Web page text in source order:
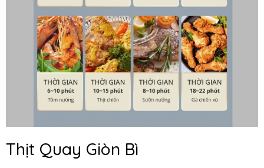
Thịt Quay Giòn Bì